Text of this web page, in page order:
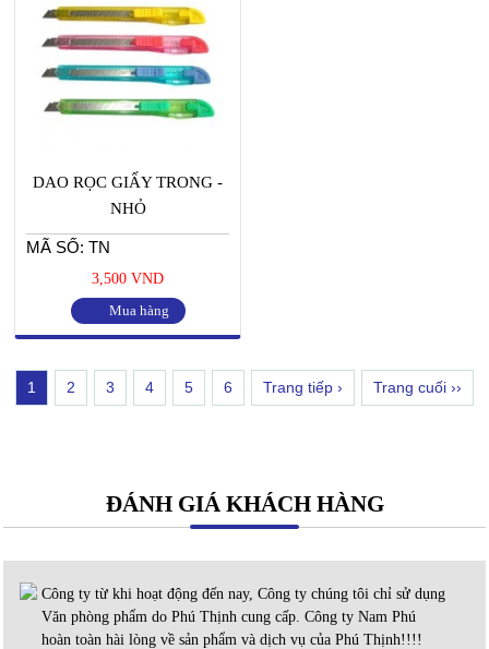
DAO RỌC GIẤY TRONG -
NHỎ
MÃ SỐ: TN
3,500 VND
Mua hàng
1 2 3 4 5 6 Trang tiếp › Trang cuối ››
ĐÁNH GIÁ KHÁCH HÀNG
Công ty từ khi hoạt động đến nay, Công ty chúng tôi chỉ sử dụng
Văn phòng phẩm do Phú Thịnh cung cấp. Công ty Nam Phú
hoàn toàn hài lòng về sản phẩm và dịch vụ của Phú Thịnh!!!!